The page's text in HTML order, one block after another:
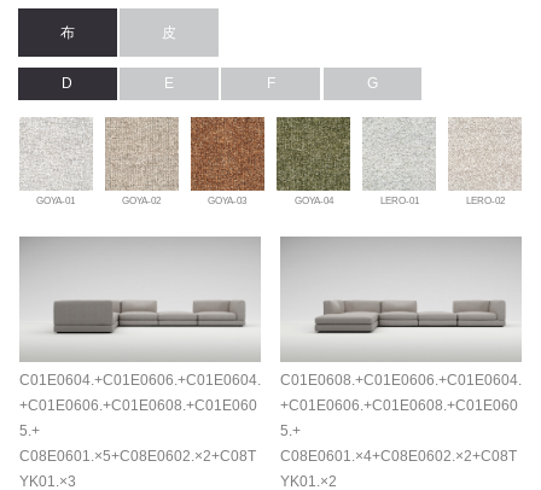
布 皮
D E F G
GOYA-01 GOYA-02 GOYA-03 GOYA-04 LERO-01 LERO-02
C01E0604.+C01E0606.+C01E0604.
+C01E0606.+C01E0608.+C01E060
5.+
C08E0601.×5+C08E0602.×2+C08T
YK01.×3
C01E0608.+C01E0606.+C01E0604.
+C01E0606.+C01E0608.+C01E060
5.+
C08E0601.×4+C08E0602.×2+C08T
YK01.×2